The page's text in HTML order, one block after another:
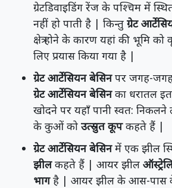
ग्रेटडिवाइडिंग रेंज के पश्चिम में
नहीं हो पाती है | किन्तु ग्रेट
क्षेत्र होने के कारण यहां की भूमि
लिए प्रयास किया गया है |
ग्रेट आर्टेसियन बेसिनपर जगह-
ग्रेट आर्टेसियन बेसिनका धरातल
खोदने पर यहाँ पानी स्वत: निकलने
के कुओं को उत्स्रुत कूपकहते हैं |
ग्रेट आर्टेसियन बेसिनमें एक झील
झीलकहते हैं | आयर झील
भागहै | आयर झील के आस-पास के